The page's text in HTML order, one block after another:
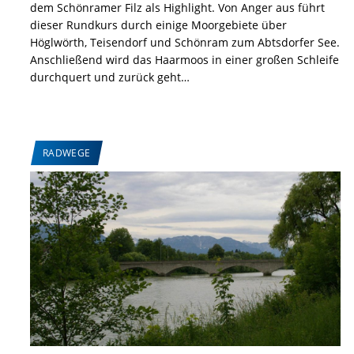
dem Schönramer Filz als Highlight. Von Anger aus führt
dieser Rundkurs durch einige Moorgebiete über
Höglwörth, Teisendorf und Schönram zum Abtsdorfer See.
Anschließend wird das Haarmoos in einer großen Schleife
durchquert und zurück geht…
RADWEGE